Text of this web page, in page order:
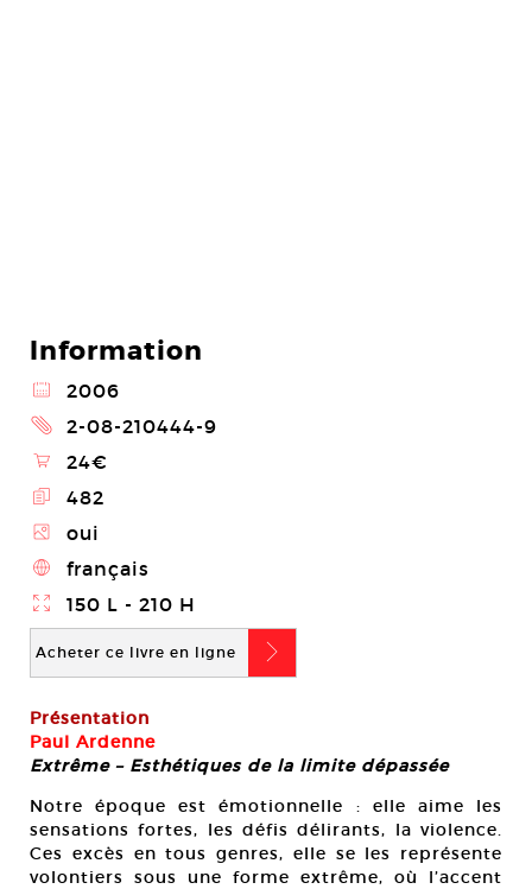
Information
@ 2006
2 2-08-210444-9
\ 24€
E 482
Z oui
4 français
} 150 L - 210 H
Acheter ce livre en ligne b
Présentation
Paul Ardenne
Extrême – Esthétiques de la limite dépassée
Notre époque est émotionnelle : elle aime les
sensations fortes, les défis délirants, la violence.
Ces excès en tous genres, elle se les représente
volontiers sous une forme extrême, où l’accent